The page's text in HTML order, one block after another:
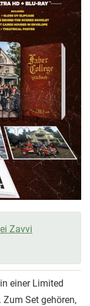
Zavvi
einer Limited
Set gehören,